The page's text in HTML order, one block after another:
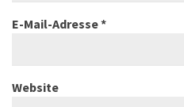
E-Mail-Adresse*
Website